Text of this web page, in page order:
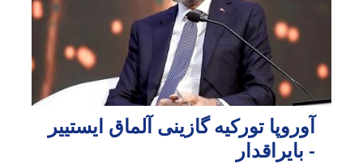
آوروپا تورکیه گازینی آلماق ایستییر
- بایراقدار